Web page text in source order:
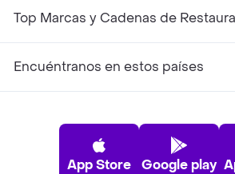
Top Marcas y Cadenas de
Encuéntranos en estos países
App Store Google play